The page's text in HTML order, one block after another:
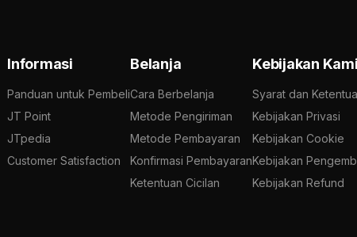
Informasi
Panduan untuk Pembeli
JT Point
JTpedia
Customer Satisfaction
Belanja
Cara Berbelanja
Metode Pengiriman
Metode Pembayaran
Konfirmasi Pembayaran
Ketentuan Cicilan
Kebijakan Kami
Syarat dan
Kebijakan Privasi
Kebijakan Cookie
Kebijakan
Kebijakan Refund